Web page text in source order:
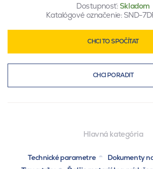
Dostupnosť:Skladom
Katalógové označenie: SND-
CHCI TO SPOČÍTAT
CHCI PORADIT
Hlavná kategória
Technické parametre
Dokumenty